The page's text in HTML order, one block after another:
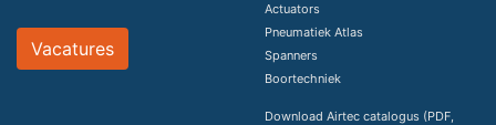
Vacatures
Actuators
Pneumatiek Atlas
Spanners
Boortechniek
Download Airtec catalogus (PDF,